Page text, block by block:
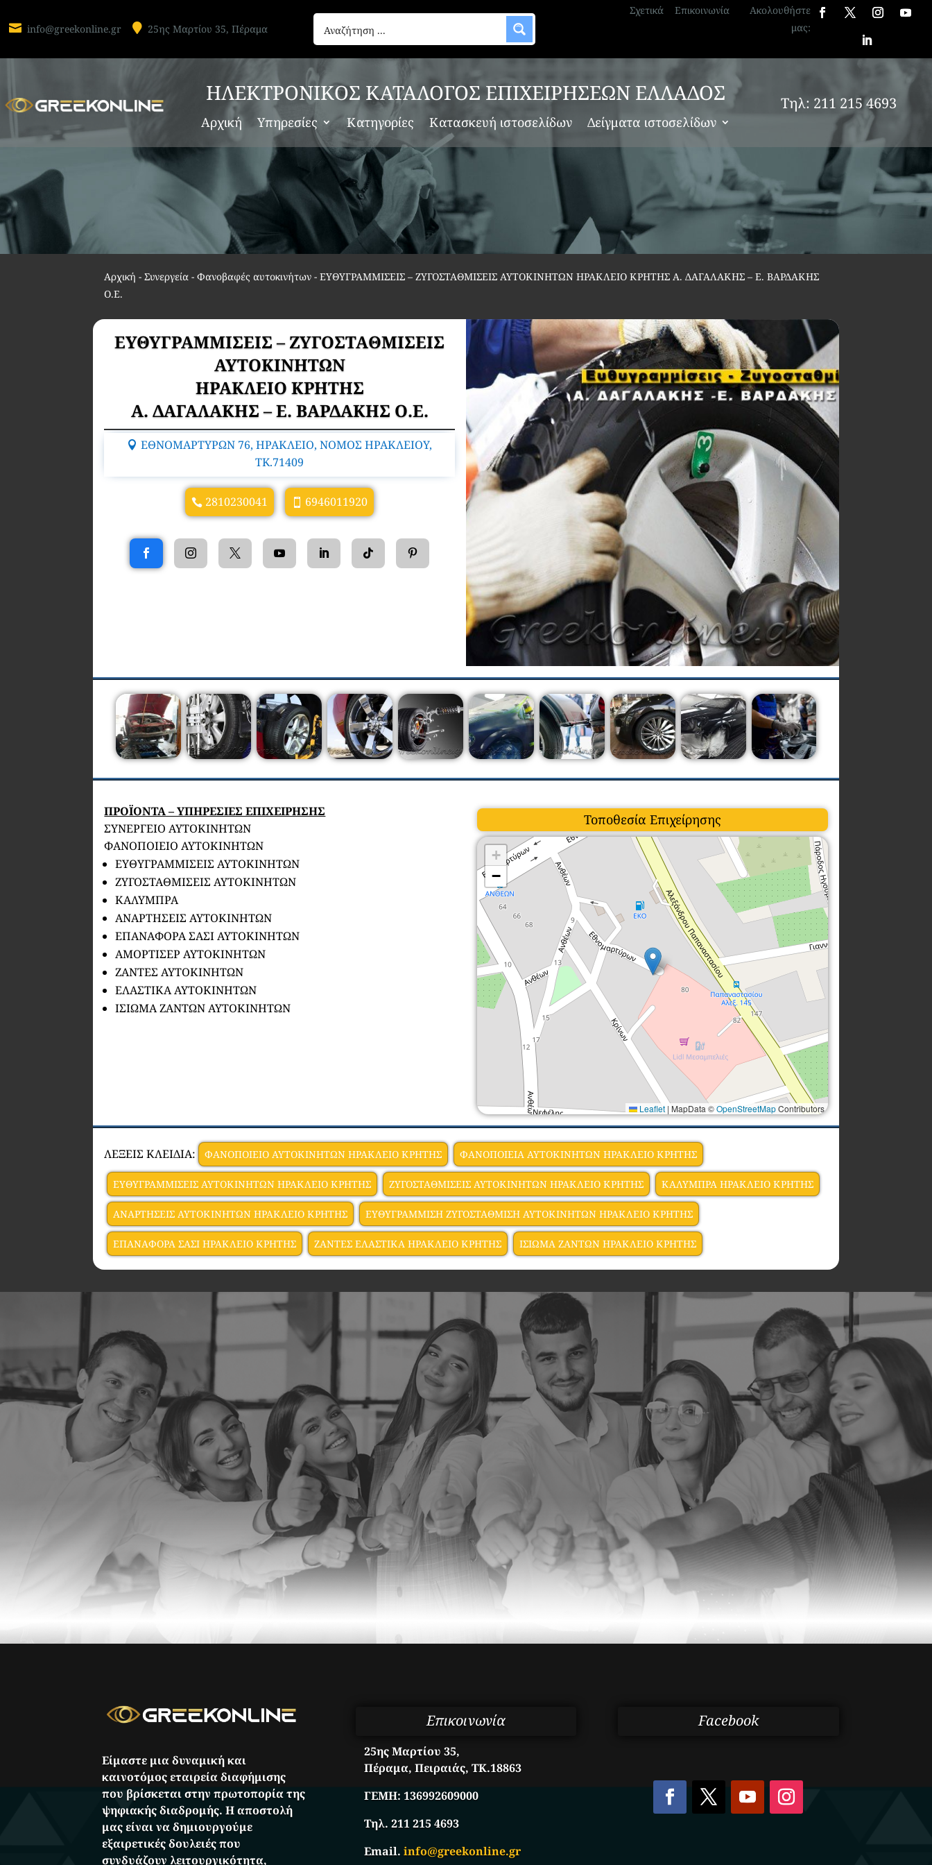
 info@greekonline.gr  25ης Μαρτίου 35, Πέραμα
Σχετικά Επικοινωνία
Ακολουθήστε
μας:
ΗΛΕΚΤΡΟΝΙΚΟΣ ΚΑΤΑΛΟΓΟΣ ΕΠΙΧΕΙΡΗΣΕΩΝ ΕΛΛΑΔΟΣ
Αρχική Υπηρεσίες Κατηγορίες Κατασκευή ιστοσελίδων Δείγματα ιστοσελίδων
Τηλ: 211 215 4693
Αρχική -Συνεργεία - Φανοβαφές αυτοκινήτων -ΕΥΘΥΓΡΑΜΜΙΣΕΙΣ – ΖΥΓΟΣΤΑΘΜΙΣΕΙΣ ΑΥΤΟΚΙΝΗΤΩΝ ΗΡΑΚΛΕΙΟ ΚΡΗΤΗΣ Α. ΔΑΓΑΛΑΚΗΣ – Ε. ΒΑΡΔΑΚΗΣ
Ο.Ε.
ΕΥΘΥΓΡΑΜΜΙΣΕΙΣ – ΖΥΓΟΣΤΑΘΜΙΣΕΙΣ
ΑΥΤΟΚΙΝΗΤΩΝ
ΗΡΑΚΛΕΙΟ ΚΡΗΤΗΣ
Α. ΔΑΓΑΛΑΚΗΣ – Ε. ΒΑΡΔΑΚΗΣ Ο.Ε.
ΕΘΝΟΜΑΡΤΥΡΩΝ 76, ΗΡΑΚΛΕΙΟ, ΝΟΜΟΣ ΗΡΑΚΛΕΙΟΥ,
TK.71409
2810230041 6946011920
ΠΡΟΪΟΝΤΑ – ΥΠΗΡΕΣΙΕΣ ΕΠΙΧΕΙΡΗΣΗΣ
ΣΥΝΕΡΓΕΙΟ ΑΥΤΟΚΙΝΗΤΩΝ
ΦΑΝΟΠΟΙΕΙΟ ΑΥΤΟΚΙΝΗΤΩΝ
ΕΥΘΥΓΡΑΜΜΙΣΕΙΣ ΑΥΤΟΚΙΝΗΤΩΝ
ΖΥΓΟΣΤΑΘΜΙΣΕΙΣ ΑΥΤΟΚΙΝΗΤΩΝ
ΚΑΛΥΜΠΡΑ
ΑΝΑΡΤΗΣΕΙΣ ΑΥΤΟΚΙΝΗΤΩΝ
ΕΠΑΝΑΦΟΡΑ ΣΑΣΙ ΑΥΤΟΚΙΝΗΤΩΝ
ΑΜΟΡΤΙΣΕΡ ΑΥΤΟΚΙΝΗΤΩΝ
ΖΑΝΤΕΣ ΑΥΤΟΚΙΝΗΤΩΝ
ΕΛΑΣΤΙΚΑ ΑΥΤΟΚΙΝΗΤΩΝ
ΙΣΙΩΜΑ ΖΑΝΤΩΝ ΑΥΤΟΚΙΝΗΤΩΝ
Τοποθεσία Επιχείρησης
+
−
Leaflet | MapData ©OpenStreetMapContributors
ΛΕΞΕΙΣ ΚΛΕΙΔΙΑ: ΦΑΝΟΠΟΙΕΙΟ ΑΥΤΟΚΙΝΗΤΩΝ ΗΡΑΚΛΕΙΟ ΚΡΗΤΗΣ ΦΑΝΟΠΟΙΕΙΑ ΑΥΤΟΚΙΝΗΤΩΝ ΗΡΑΚΛΕΙΟ ΚΡΗΤΗΣ
ΕΥΘΥΓΡΑΜΜΙΣΕΙΣ ΑΥΤΟΚΙΝΗΤΩΝ ΗΡΑΚΛΕΙΟ ΚΡΗΤΗΣ ΖΥΓΟΣΤΑΘΜΙΣΕΙΣ ΑΥΤΟΚΙΝΗΤΩΝ ΗΡΑΚΛΕΙΟ ΚΡΗΤΗΣ ΚΑΛΥΜΠΡΑ ΗΡΑΚΛΕΙΟ ΚΡΗΤΗΣ
ΑΝΑΡΤΗΣΕΙΣ ΑΥΤΟΚΙΝΗΤΩΝ ΗΡΑΚΛΕΙΟ ΚΡΗΤΗΣ ΕΥΘΥΓΡΑΜΜΙΣΗ ΖΥΓΟΣΤΑΘΜΙΣΗ ΑΥΤΟΚΙΝΗΤΩΝ ΗΡΑΚΛΕΙΟ ΚΡΗΤΗΣ
ΕΠΑΝΑΦΟΡΑ ΣΑΣΙ ΗΡΑΚΛΕΙΟ ΚΡΗΤΗΣ ΖΑΝΤΕΣ ΕΛΑΣΤΙΚΑ ΗΡΑΚΛΕΙΟ ΚΡΗΤΗΣ ΙΣΙΩΜΑ ΖΑΝΤΩΝ ΗΡΑΚΛΕΙΟ ΚΡΗΤΗΣ
Είμαστε μια δυναμική και
καινοτόμος εταιρεία διαφήμισης
που βρίσκεται στην πρωτοπορία της
ψηφιακής διαδρομής. Η αποστολή
μας είναι να δημιουργούμε
εξαιρετικές δουλειές που
συνδυάζουν λειτουργικότητα,
Επικοινωνία
25ης Μαρτίου 35,
Πέραμα, Πειραιάς, ΤΚ.18863
ΓΕΜΗ:136992609000
Τηλ. 211 215 4693
Email.info@greekonline.gr
Facebook